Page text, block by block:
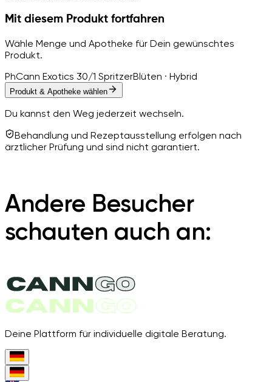
Mit diesem Produkt fortfahren
Wähle Menge und Apotheke für Dein gewünschtes
Produkt.
PhCann Exotics 30/1 SpritzerBlüten · Hybrid
Produkt & Apotheke wählen
Du kannst den Weg jederzeit wechseln.
Behandlung und Rezeptausstellung erfolgen nach
ärztlicher Prüfung und sind nicht garantiert.
Andere Besucher
schauten auch an:
Deine Plattform für individuelle digitale Beratung.